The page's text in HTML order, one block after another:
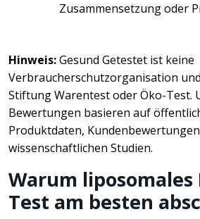
Zusammensetzung oder
Hinweis:Gesund Getestet ist keine
Verbraucherschutzorganisation
Stiftung Warentest oder Öko-Test.
Bewertungen basieren auf
Produktdaten,
wissenschaftlichen Studien.
Warum liposomales
Test am besten